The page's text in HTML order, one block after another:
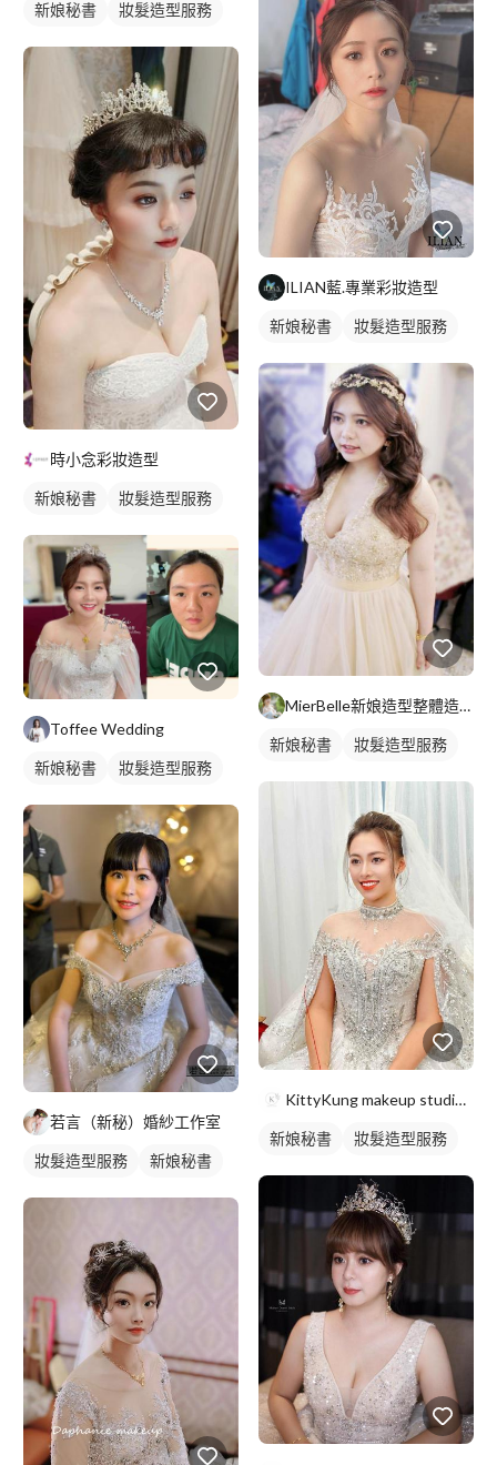
新娘秘書 妝髮造型服務
時小念彩妝造型
新娘秘書 妝髮造型服務
Toffee Wedding
新娘秘書 妝髮造型服務
若言（新秘）婚紗工作室
妝髮造型服務 新娘秘書
ILIAN藍.專業彩妝造型
新娘秘書 妝髮造型服務
MierBelle新娘造型整體造型工作室
新娘秘書 妝髮造型服務
KittyKung makeup studio-新秘kitt
新娘秘書 妝髮造型服務